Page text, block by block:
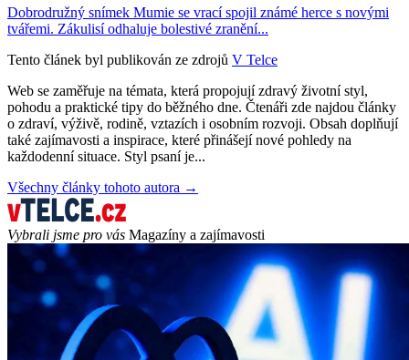
Dobrodružný snímek Mumie se vrací spojil známé herce s novými
tvářemi. Zákulisí odhaluje bolestivé zranění...
Tento článek byl publikován ze zdrojů V Telce
Web se zaměřuje na témata, která propojují zdravý životní styl,
pohodu a praktické tipy do běžného dne. Čtenáři zde najdou články
o zdraví, výživě, rodině, vztazích i osobním rozvoji. Obsah doplňují
také zajímavosti a inspirace, které přinášejí nové pohledy na
každodenní situace. Styl psaní je...
Všechny články tohoto autora →
Vybrali jsme pro vás Magazíny a zajímavosti